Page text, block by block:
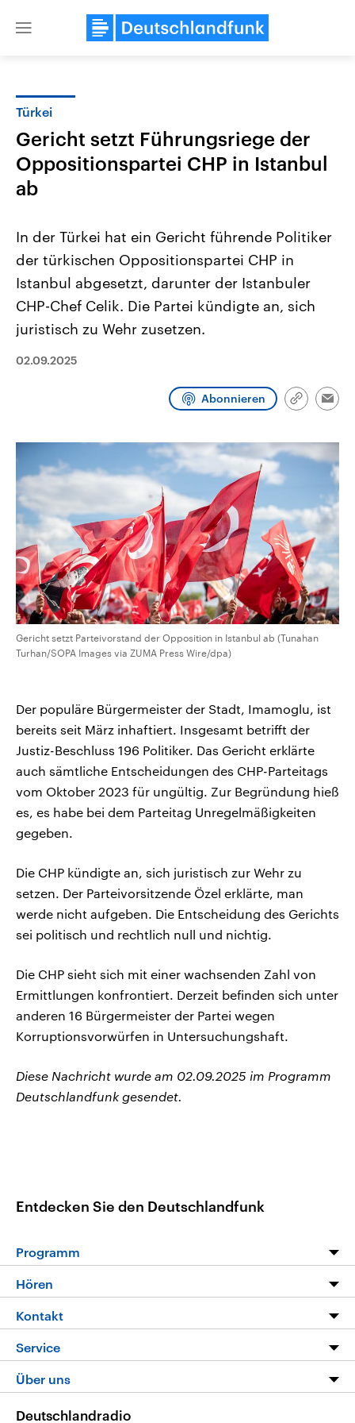
Close
Landtagswahl Sachsen-Anhalt
2026
Alle Informationen
Sachsen-Anhalt wählt am 6.
September 2026 einen neuen
Landtag. Seit 2021 wird das
CDU, SPD und FDP regiert.-
Wahlprogramme, aktuelle Berichte
und Hintergründe zu den Parteien
USA
Aktuelle Beiträge,
Hintergründe
Wirtschaftlich und
Programm Podcasts
Audio-Archiv
Türkei
Gericht setzt Führungsriege der
Oppositionspartei CHP in Istanbul
ab
In der Türkei hat ein Gericht führende Politiker
der türkischen Oppositionspartei CHP in
Istanbul abgesetzt, darunter der Istanbuler
CHP-Chef Celik. Die Partei kündigte an, sich
juristisch zu Wehr zusetzen.
02.09.2025
Abonnieren
Link
Gericht setzt Parteivorstand der Opposition in Istanbul ab (Tunahan
Turhan/SOPA Images via ZUMA Press Wire/dpa)
Der populäre Bürgermeister der Stadt, Imamoglu, ist
bereits seit März inhaftiert. Insgesamt betrifft der
Justiz-Beschluss 196 Politiker. Das Gericht erklärte
auch sämtliche Entscheidungen des CHP-Parteitags
vom Oktober 2023 für ungültig. Zur Begründung hieß
es, es habe bei dem Parteitag Unregelmäßigkeiten
gegeben.
Die CHP kündigte an, sich juristisch zur Wehr zu
setzen. Der Parteivorsitzende Özel erklärte, man
werde nicht aufgeben. Die Entscheidung des Gerichts
sei politisch und rechtlich null und nichtig.
Die CHP sieht sich mit einer wachsenden Zahl von
Ermittlungen konfrontiert. Derzeit befinden sich unter
anderen 16 Bürgermeister der Partei wegen
Korruptionsvorwürfen in Untersuchungshaft.
Diese Nachricht wurde am 02.09.2025 im Programm
Deutschlandfunk gesendet.
Entdecken Sie den Deutschlandfunk
Programm
Programm
Die Nachrichten
Nachrichtenleicht
Neue Beiträge auf dlf.de
Hören
Livestream
Podcasts
Deutschlandfunk App
Nachrichten App
Kontakt
Hörerservice
Service
FAQ
Über uns
Deutschlandradio